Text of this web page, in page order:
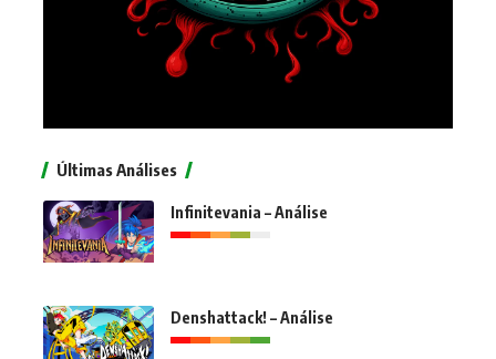
Últimas Análises
Infinitevania – Análise
Denshattack! – Análise